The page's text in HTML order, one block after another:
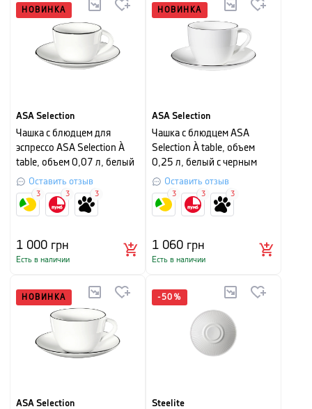
НОВИНКА
ASA Selection
Чашка с блюдцем для
эспрессо ASA Selection À
table, объем 0,07 л, белый
с черным
Оставить отзыв
1 000 грн
Есть в наличии
3 3 3
НОВИНКА
ASA Selection
Чашка с блюдцем ASA
Selection À table, объем
0,25 л, белый с черным
Оставить отзыв
1 060 грн
Есть в наличии
3 3 3
НОВИНКА
ASA Selection
-50 %
Steelite